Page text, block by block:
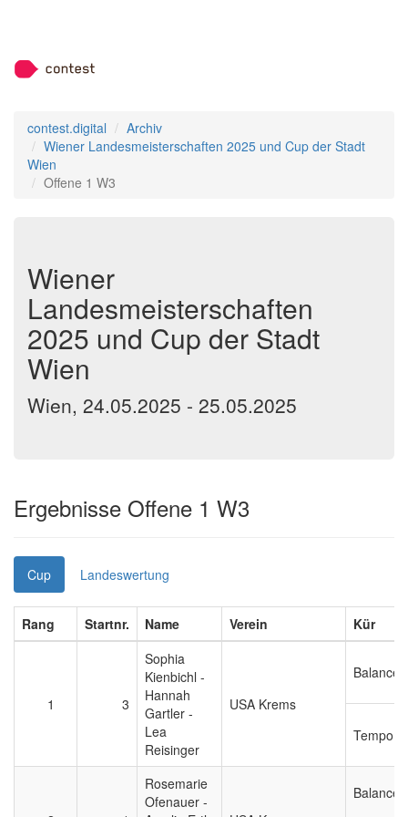
contest.digital
Archiv
Wiener Landesmeisterschaften 2025 und Cup der Stadt
Wien
Offene 1 W3
Wiener
Landesmeisterschaften
2025 und Cup der Stadt
Wien
Wien, 24.05.2025 - 25.05.2025
Ergebnisse Offene 1 W3
Cup Landeswertung
Rang Startnr. Name Verein Kür
1 3
Sophia
Kienbichl -
Hannah
Gartler -
Lea
Reisinger
USA Krems
Balance
Tempo
Rosemarie
Ofenauer -
Balance